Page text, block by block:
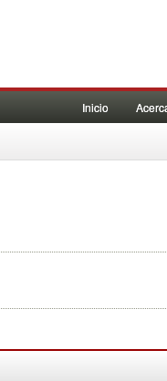
Inicio